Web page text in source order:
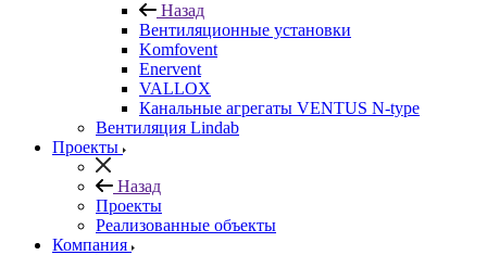
Назад
Вентиляционные установки
Komfovent
Enervent
VALLOX
Канальные агрегаты VENTUS N-type
Вентиляция Lindab
Проекты
Назад
Проекты
Реализованные объекты
Компания